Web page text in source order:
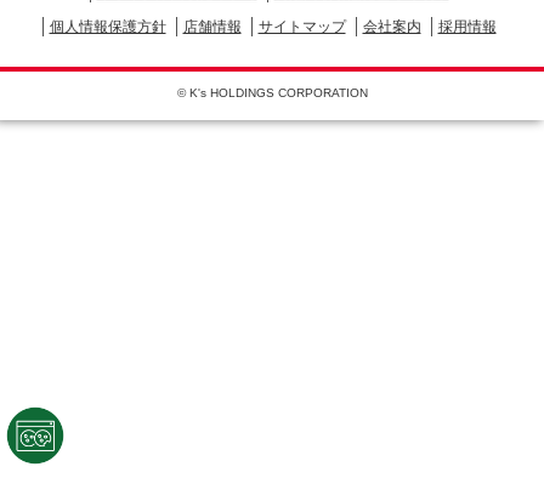
個人情報保護方針
店舗情報 サイトマップ 会社案内 採用情報
© K's HOLDINGS CORPORATION